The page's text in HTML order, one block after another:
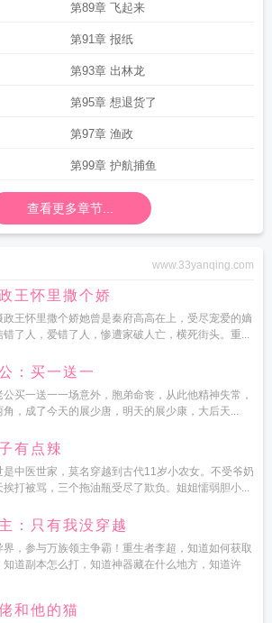
第89章 飞起来
第91章 报纸
第93章 出林龙
第95章 想退货了
第97章 渔政
第99章 护航捕鱼
查看更多章节...
www.33yanqing.com
王怀里撒个娇
政王怀里撒个娇她曾是秦府高高在上，受尽宠爱的嫡
错了人，爱错了人，惨遭家破人亡，横死街头。重...
：买一送一
公买一送一一场意外，胞弟命丧，从此他精神失常，
角，成了今天的展少唐，明天的展少康，大后天...
有点辣
是中医世家，莫名穿越到古代11岁小农女。不受爷奶
挨打被骂，三个拖油瓶受尽了欺负。姐姐懦弱胆小...
：只有我没穿越
界，参与万族领主争霸！重生者李超，知道如何获取
知道副本怎么打，知道神器藏在什么地方，知道许
和他的猫